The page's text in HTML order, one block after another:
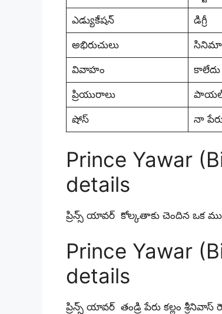
ఎడ్యుకేషన్ డిగ్రీ
అభిరుచులు
వివాహం కాలేదు
ప్రియురాలు
షోస్ నా
Prince Yawar
details
ప్రిన్స్ యావర్ కోల్కతాకు చెందిన ఒక
Prince Yawar
details
ప్రిన్స్ యావర్ తండ్రి పేరు కల్లం